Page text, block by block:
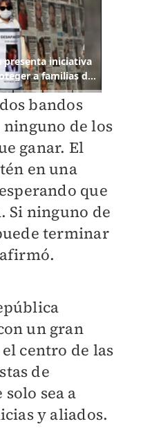
bandos
de los
ganar. El
en una
que
Si ninguno de
terminar
un gran
centro de las
de
sea a
y aliados.